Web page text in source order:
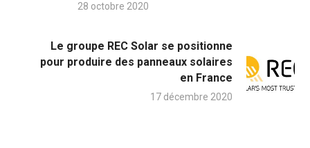
28 octobre 2020
Le groupe REC Solar se positionne
pour produire des panneaux solaires
en France
17 décembre 2020